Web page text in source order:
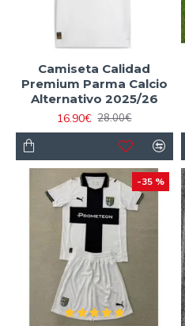
Camiseta Calidad
Premium Parma Calcio
Alternativo 2025/26
16.90€ 28.00€
-35 %